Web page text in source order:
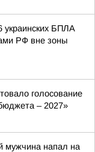
украинских БПЛА
РФ вне зоны
голосование
– 2027»
мужчина напал на